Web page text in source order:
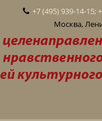
+7 (495) 939-14-15;
Москва,